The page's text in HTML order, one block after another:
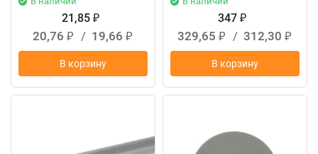
21,85 ₽
20,76 ₽ / 19,66 ₽
В корзину
347 ₽
329,65 ₽ / 312,30 ₽
В корзину